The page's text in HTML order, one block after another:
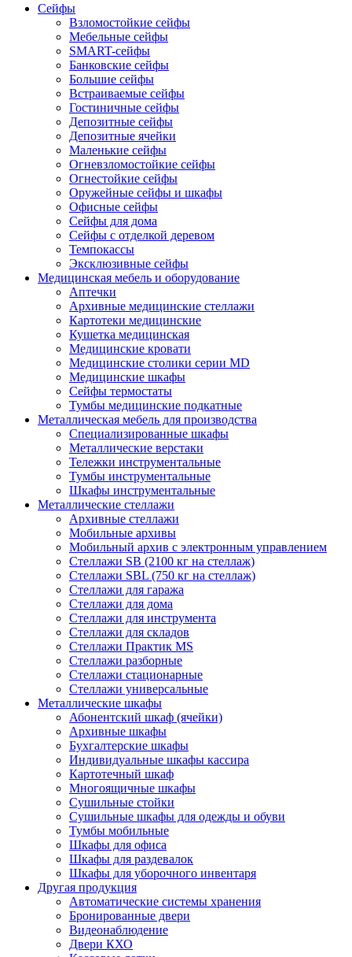
Сейфы
Взломостойкие сейфы
Мебельные сейфы
SMART-сейфы
Банковские сейфы
Большие сейфы
Встраиваемые сейфы
Гостиничные сейфы
Депозитные сейфы
Депозитные ячейки
Маленькие сейфы
Огневзломостойкие сейфы
Огнестойкие сейфы
Оружейные сейфы и шкафы
Офисные сейфы
Сейфы для дома
Сейфы с отделкой деревом
Темпокассы
Эксклюзивные сейфы
Медицинская мебель и оборудование
Аптечки
Архивные медицинские стеллажи
Картотеки медицинские
Кушетка медицинская
Медицинские кровати
Медицинские столики серии MD
Медицинские шкафы
Сейфы термостаты
Тумбы медицинские подкатные
Металлическая мебель для производства
Cпециализированные шкафы
Металлические верстаки
Тележки инструментальные
Тумбы инструментальные
Шкафы инструментальные
Металлические стеллажи
Архивные стеллажи
Мобильные архивы
Мобильный архив с электронным управлением
Стеллажи SB (2100 кг на стеллаж)
Стеллажи SBL (750 кг на стеллаж)
Стеллажи для гаража
Стеллажи для дома
Стеллажи для инструмента
Стеллажи для складов
Стеллажи Практик MS
Стеллажи разборные
Стеллажи стационарные
Стеллажи универсальные
Металлические шкафы
Абонентский шкаф (ячейки)
Архивные шкафы
Бухгалтерские шкафы
Индивидуальные шкафы кассира
Картотечный шкаф
Многоящичные шкафы
Сушильные стойки
Сушильные шкафы для одежды и обуви
Тумбы мобильные
Шкафы для офиса
Шкафы для раздевалок
Шкафы для уборочного инвентаря
Другая продукция
Автоматические системы хранения
Бронированные двери
Видеонаблюдение
Двери КХО